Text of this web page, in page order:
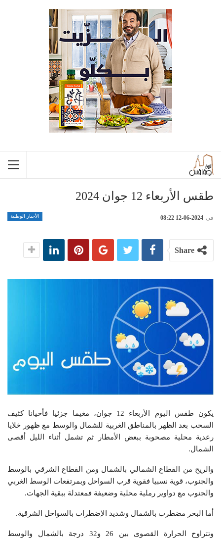
طقس الأربعاء 12 جوان 2024
الأخبار الوطنية في 2024-06-12 08:22
Share
يكون طقس اليوم الأربعاء 12 جوان، مغيما جزئيا فأحيانا كثيف
السحب بعد الظهر بالمناطق الغربية للشمال والوسط مع ظهور خلايا
رعدية محلية مصحوبة ببعض الأمطار ثم تشمل أثناء الليل أقصى
الشمال.
والريح من القطاع الشمالي بالشمال ومن القطاع الشرقي بالوسط
والجنوب، قوية نسبيا فقوية قرب السواحل وبمرتفعات الوسط الغربي
والجنوب مع دواوير رملية محلية وضعيفة فمعتدلة ببقية الجهات.
أما البحر مضطرب بالشمال وشديد الإضطراب بالسواحل الشرقية.
وتتراوح الحرارة القصوى بين 26 و32 درجة بالشمال والوسط